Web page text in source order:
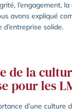
l’engagement,
avons expliqué
solide.
de la
pour les
d’une culture